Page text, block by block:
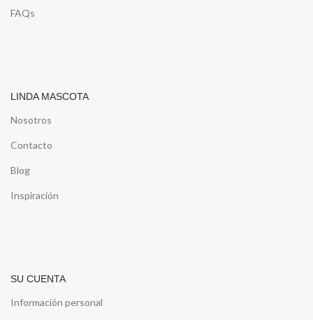
FAQs
LINDA MASCOTA
Nosotros
Contacto
Blog
Inspiración
SU CUENTA
Información personal